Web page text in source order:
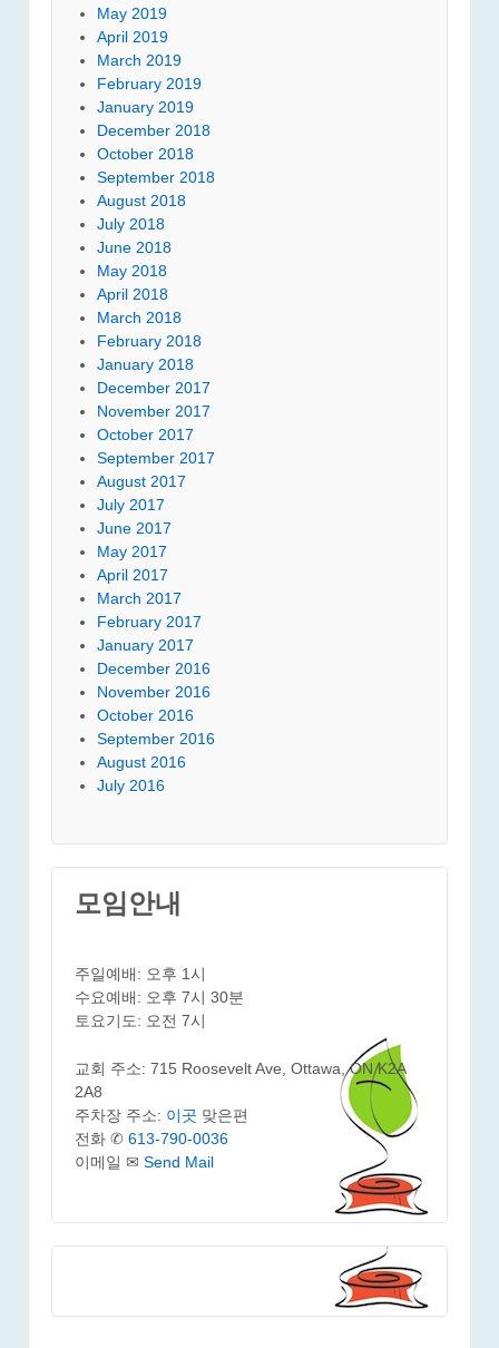
May 2019
April 2019
March 2019
February 2019
January 2019
December 2018
October 2018
September 2018
August 2018
July 2018
June 2018
May 2018
April 2018
March 2018
February 2018
January 2018
December 2017
November 2017
October 2017
September 2017
August 2017
July 2017
June 2017
May 2017
April 2017
March 2017
February 2017
January 2017
December 2016
November 2016
October 2016
September 2016
August 2016
July 2016
모임안내
주일예배: 오후 1시
수요예배: 오후 7시 30분
토요기도: 오전 7시
교회 주소: 715 Roosevelt Ave, Ottawa, ON K2A
2A8
주차장 주소: 이곳 맞은편
전화 ✆ 613-790-0036
이메일 ✉ Send Mail